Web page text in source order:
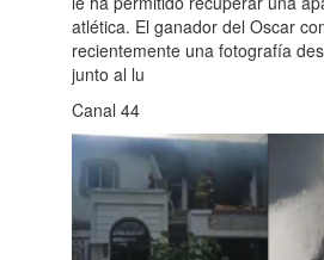
atlética. El ganador del Oscar
recientemente una fotografía
junto al lu
Canal 44